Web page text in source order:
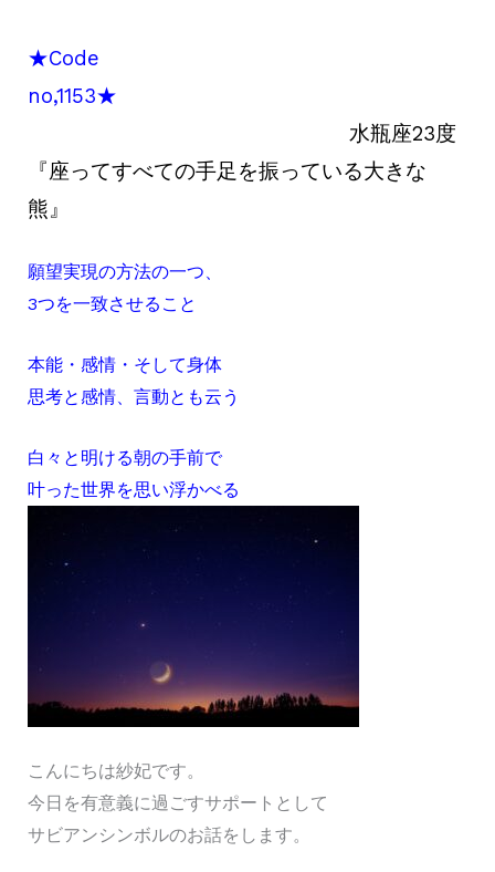
★Code
no,1153★
水瓶座23度
『座ってすべての手足を振っている大きな
熊』
願望実現の方法の一つ、
3つを一致させること
本能・感情・そして身体
思考と感情、言動とも云う
白々と明ける朝の手前で
叶った世界を思い浮かべる
こんにちは紗妃です。
今日を有意義に過ごすサポートとして
サビアンシンボルのお話をします。